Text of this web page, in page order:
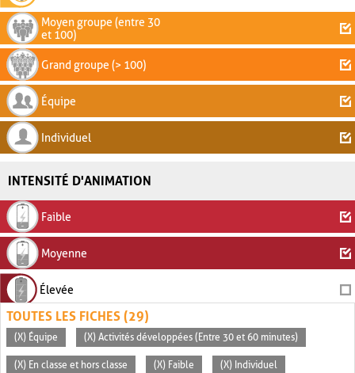
Moyen groupe (entre 30
et 100)
Grand groupe (> 100)
Équipe
Individuel
INTENSITÉ D'ANIMATION
Faible
Moyenne
Élevée
TOUTES LES FICHES (29)
(X) Équipe (X) Activités développées (Entre 30 et 60 minutes)
(X) En classe et hors classe (X) Faible (X) Individuel